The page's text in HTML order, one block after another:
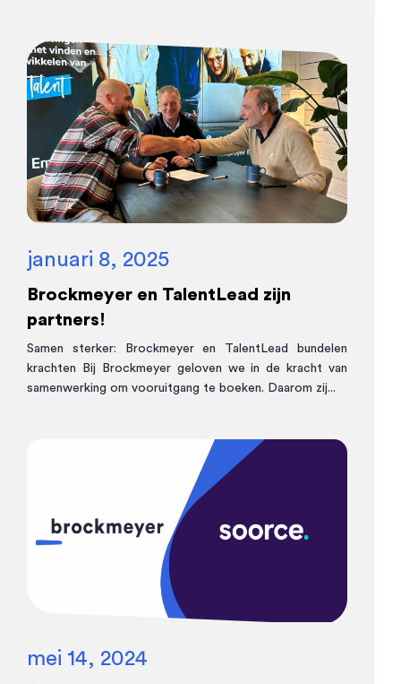
januari 8, 2025
Brockmeyer en TalentLead zijn
partners!
Samen sterker: Brockmeyer en TalentLead bundelen
krachten Bij Brockmeyer geloven we in de kracht van
samenwerking om vooruitgang te boeken. Daarom zij...
mei 14, 2024